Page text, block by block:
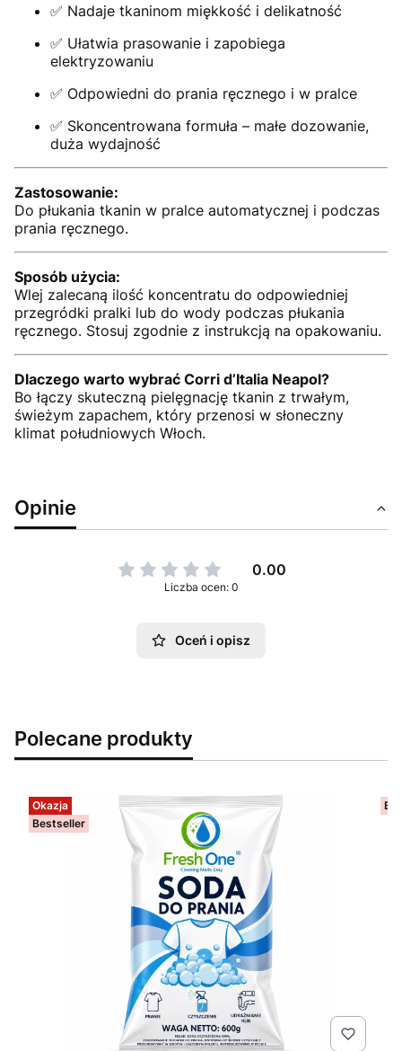
✅ Nadaje tkaninom miękkość i delikatność
✅ Ułatwia prasowanie i zapobiega
elektryzowaniu
✅ Odpowiedni do prania ręcznego i w pralce
✅ Skoncentrowana formuła – małe dozowanie,
duża wydajność
Zastosowanie:
Do płukania tkanin w pralce automatycznej i podczas
prania ręcznego.
Sposób użycia:
Wlej zalecaną ilość koncentratu do odpowiedniej
przegródki pralki lub do wody podczas płukania
ręcznego. Stosuj zgodnie z instrukcją na opakowaniu.
Dlaczego warto wybrać Corri d’Italia Neapol?
Bo łączy skuteczną pielęgnację tkanin z trwałym,
świeżym zapachem, który przenosi w słoneczny
klimat południowych Włoch.
Opinie
0.00
Liczba ocen: 0
Oceń i opisz
Polecane produkty
Okazja
Bestseller